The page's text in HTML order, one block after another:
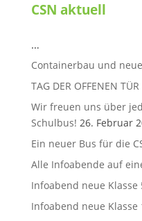
CSN aktuell
…
Containerbau und
TAG DER OFFENEN
Wir freuen uns über
Schulbus! 26. Februar
Ein neuer Bus für die
Alle Infoabende auf
Infoabend neue Klasse
Infoabend neue Klasse